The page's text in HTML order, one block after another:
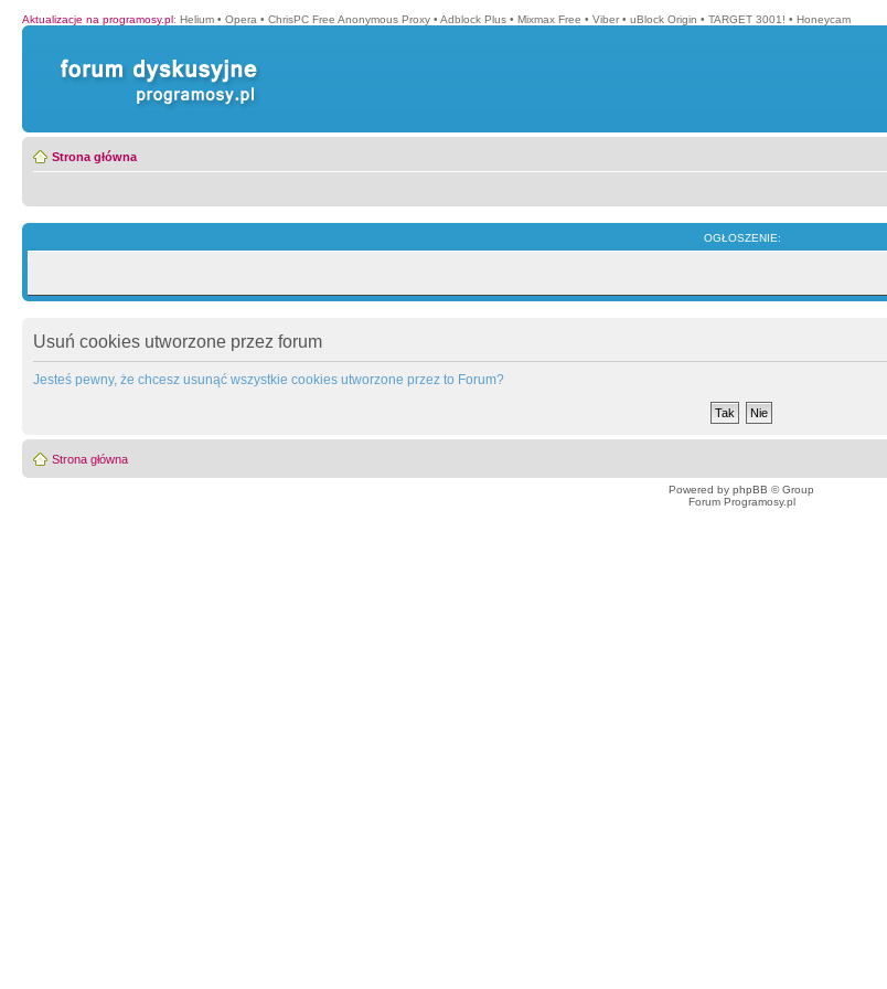
Aktualizacje na programosy.pl: Helium • Opera • ChrisPC Free Anonymous Proxy • Adblock Plus • Mixmax Free • Viber • uBlock Origin • TARGET 3001! • Honeycam
Strona główna
OGŁOSZENIE:
Usuń cookies utworzone przez forum
Jesteś pewny, że chcesz usunąć wszystkie cookies utworzone przez to Forum?
Strona główna
Powered by phpBB © Group
Forum Programosy.pl